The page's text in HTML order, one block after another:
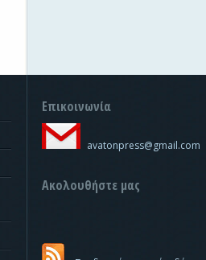
Επικοινωνία
avatonpress@gmail.com
Ακολουθήστε μας